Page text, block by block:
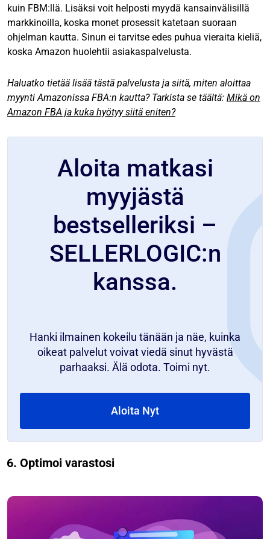
kuin FBM:llä. Lisäksi voit helposti myydä kansainvälisillä
markkinoilla, koska monet prosessit katetaan suoraan
ohjelman kautta. Sinun ei tarvitse edes puhua vieraita kieliä,
koska Amazon huolehtii asiakaspalvelusta.
Haluatko tietää lisää tästä palvelusta ja siitä, miten aloittaa
myynti Amazonissa FBA:n kautta? Tarkista se täältä: Mikä on
Amazon FBA ja kuka hyötyy siitä eniten?
Aloita matkasi
myyjästä
bestselleriksi –
SELLERLOGIC:n
kanssa.
Hanki ilmainen kokeilu tänään ja näe, kuinka
oikeat palvelut voivat viedä sinut hyvästä
parhaaksi. Älä odota. Toimi nyt.
Aloita Nyt
6. Optimoi varastosi